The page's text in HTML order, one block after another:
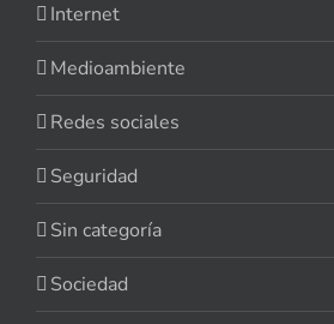
Internet
Medioambiente
Redes sociales
Seguridad
Sin categoría
Sociedad